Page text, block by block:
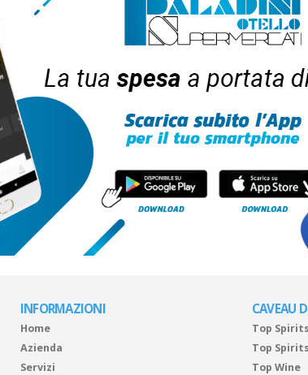
INFORMAZIONI
Home
Azienda
Servizi
CAVEAU
Top Spirits
Top
Top Wine